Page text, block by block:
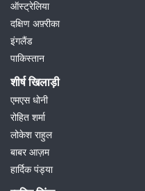
ऑस्ट्रेलिया
दक्षिण अफ़्रीका
इंगलैंड
पाकिस्तान
शीर्ष खिलाड़ी
एमएस धोनी
रोहित शर्मा
लोकेश राहुल
बाबर आज़म
हार्दिक पंड्या